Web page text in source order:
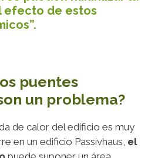
efecto de estos
puentes
un problema?
de calor del edificio es muy
en un edificio Passivhaus, el